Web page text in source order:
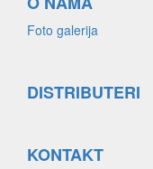
Foto galerija
DISTRIBUTERI
KONTAKT